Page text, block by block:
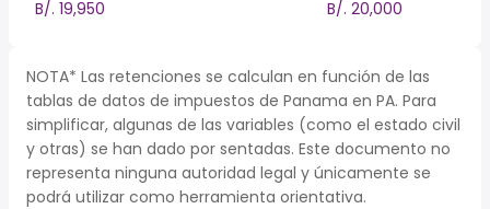
B/. 19,950
B/. 20,000
NOTA* Las retenciones se calculan en función de las
tablas de datos de impuestos de Panama en PA. Para
simplificar, algunas de las variables (como el estado civil
y otras) se han dado por sentadas. Este documento no
representa ninguna autoridad legal y únicamente se
podrá utilizar como herramienta orientativa.